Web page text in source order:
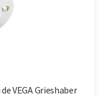
de VEGA Grieshaber